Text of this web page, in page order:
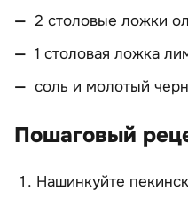
2 столовые ложки
1 столовая ложка
соль и молотый
Пошаговый
Нашинкуйте